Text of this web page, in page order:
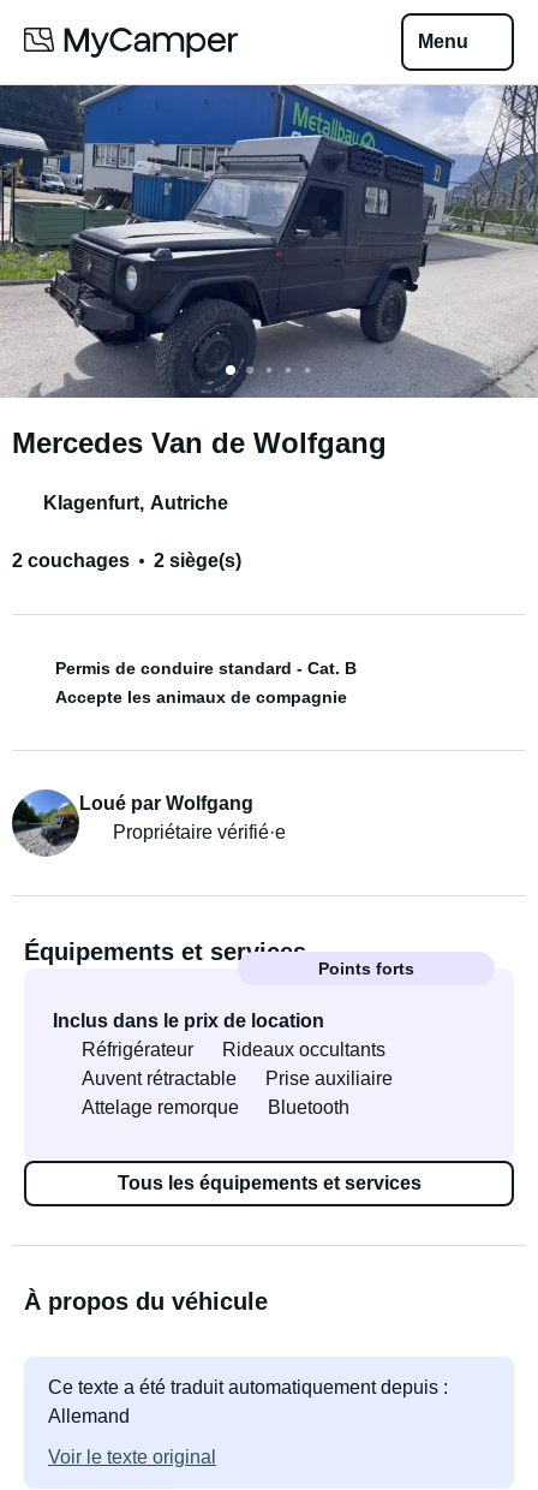
Menu
Mercedes Van de Wolfgang
Klagenfurt, Autriche
2 couchages 2 siège(s)
Permis de conduire standard - Cat. B
Accepte les animaux de compagnie
Loué par Wolfgang
Propriétaire vérifié·e
Équipements et services
Points forts
Inclus dans le prix de location
Réfrigérateur
Rideaux occultants
Auvent rétractable
Prise auxiliaire
Attelage remorque
Bluetooth
Tous les équipements et services
À propos du véhicule
Ce texte a été traduit automatiquement depuis :
Allemand
Voir le texte original